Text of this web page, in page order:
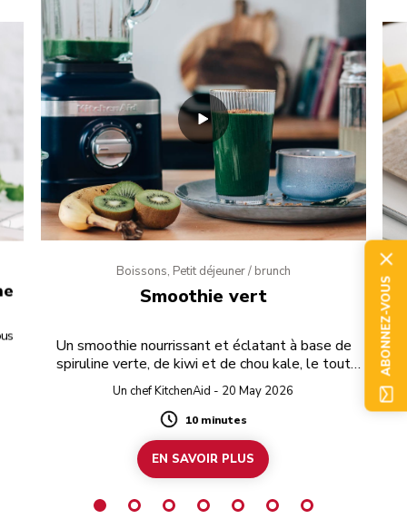
Boissons, Petit déjeuner / brunch
Smoothie vert
Un smoothie nourrissant et éclatant à base de
spiruline verte, de kiwi et de chou kale, le tout
recouvert de granola.
Un chef KitchenAid - 20 May 2026
Duration
10 minutes
EN SAVOIR PLUS
ABONNEZ-VOUS